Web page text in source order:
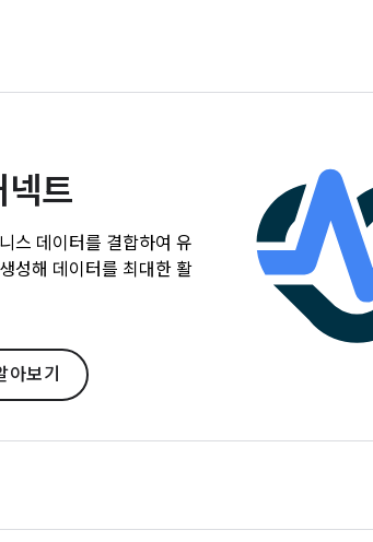
넥트
스 데이터를 결합하여 유
성해 데이터를 최대한 활
아보기